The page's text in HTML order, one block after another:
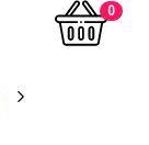
0